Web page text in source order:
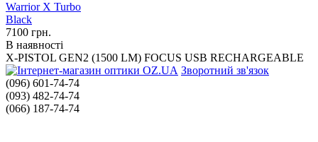
7100 грн.
В наявності
X-PISTOL GEN2 (1500 LM) FOCUS USB RECHARGEABLE
Зворотний зв'язок
(096) 601-74-74
(093) 482-74-74
(066) 187-74-74